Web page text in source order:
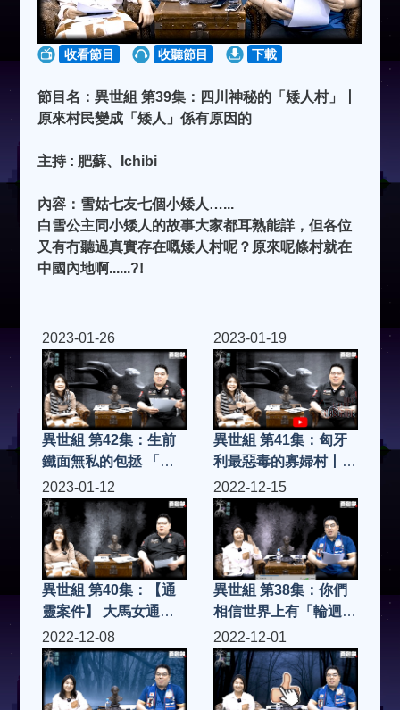
收看節目 收聽節目 下載
節目名：異世組 第39集：四川神秘的「矮人村」丨
原來村民變成「矮人」係有原因的
主持 : 肥蘇、Ichibi
內容：雪姑七友七個小矮人…...
白雪公主同小矮人的故事大家都耳熟能詳，但各位
又有冇聽過真實存在嘅矮人村呢？原來呢條村就在
中國內地啊......?!
2023-01-26
異世組 第42集：生前
鐵面無私的包拯 「去
世出殯時是怎樣的」
2023-01-19
異世組 第41集：匈牙
利最惡毒的寡婦村丨竟
然「集體殺夫」
2023-01-12
異世組 第40集：【通
靈案件】 大馬女通靈
人準確預言「施法」協
助搜索隊成功尋獲遺體
2022-12-15
異世組 第38集：你們
相信世界上有「輪迴轉
世」&「擁有前世記
憶」的嗎
2022-12-08 2022-12-01